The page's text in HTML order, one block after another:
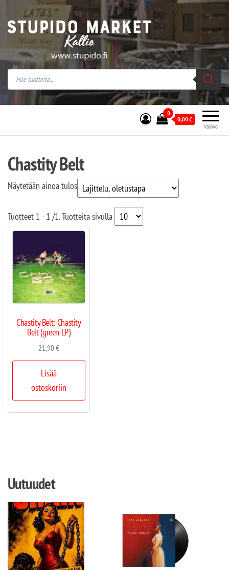
Stupido Market – verkossa ja kivijalassa
Stupido Market on vaihtoehtomusaan
erikoistunut verkko- sekä
kivijalkakauppa Helsingissä Kallion
sydämessä.
Valikko
0
0,00€
Chastity Belt
Näytetään ainoa tulos
Tuotteet 1 - 1 /1. Tuotteita sivulla
Chastity Belt: Chastity
Belt (green LP)
21,90€
Lisää
ostoskoriin
Uutuudet